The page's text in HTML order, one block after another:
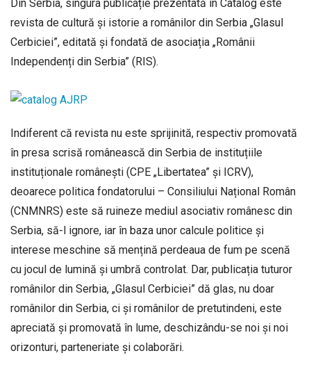
Din Serbia, singura publicație prezentată în Catalog este
revista de cultură și istorie a românilor din Serbia „Glasul
Cerbiciei”, editată și fondată de asociația „Românii
Independenți din Serbia” (RIS).
Indiferent că revista nu este sprijinită, respectiv promovată
în presa scrisă românească din Serbia de instituțiile
instituționale românești (CPE „Libertatea” și ICRV),
deoarece politica fondatorului – Consiliului Național Român
(CNMNRS) este să ruineze mediul asociativ românesc din
Serbia, să-l ignore, iar în baza unor calcule politice și
interese meschine să mențină perdeaua de fum pe scenă
cu jocul de lumină și umbră controlat. Dar, publicația tuturor
românilor din Serbia, „Glasul Cerbiciei” dă glas, nu doar
românilor din Serbia, ci și românilor de pretutindeni, este
apreciată și promovată în lume, deschizându-se noi și noi
orizonturi, parteneriate și colaborări.